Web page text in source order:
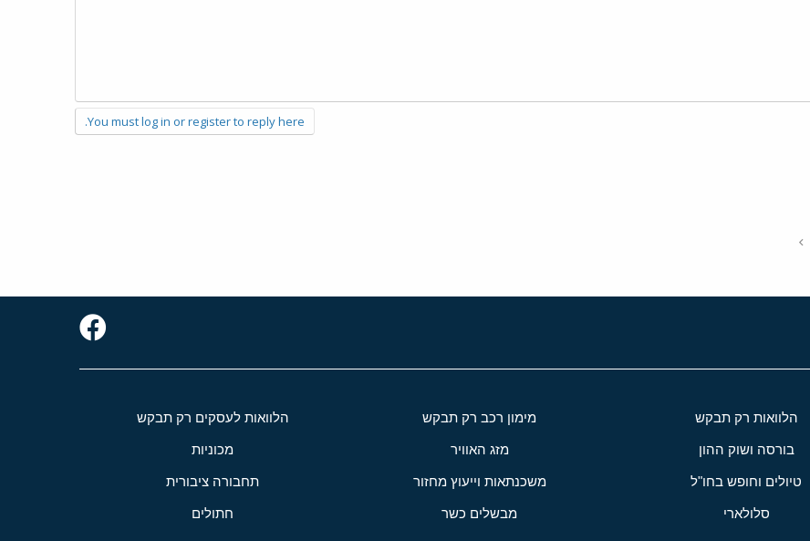
You must log in or register to reply here.
הלוואות רק תבקש מימון רכב רק תבקש הלוואות לעסקים רק תבקש
בורסה ושוק ההון מזג האוויר מכוניות
טיולים וחופש בחו"ל משכנתאות וייעוץ מחזור תחבורה ציבורית
סלולארי מבשלים כשר חתולים